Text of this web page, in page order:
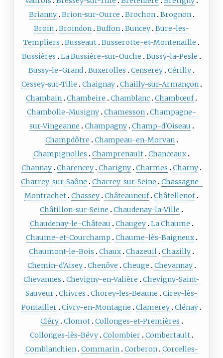
Brianny Brion-sur-Ource Brochon Brognon
Broin Broindon Buffon Buncey Bure-les-
Templiers
Busseaut Busserotte-et-Montenaille
Bussières
La Bussière-sur-Ouche
Bussy-la-Pesle
Bussy-le-Grand Buxerolles Censerey Cérilly
Cessey-sur-Tille
Chaignay Chailly-sur-Armançon
Chambain Chambeire Chamblanc Chambœuf
Chambolle-Musigny Chamesson Champagne-
sur-Vingeanne
Champagny Champ-d'Oiseau
Champdôtre
Champeau-en-Morvan
Champignolles
Champrenault Chanceaux
Channay Charencey Charigny Charmes
Charny
Charrey-sur-Saône
Charrey-sur-Seine
Chassagne-
Montrachet Chassey Châteauneuf Châtellenot
Châtillon-sur-Seine
Chaudenay-la-Ville
Chaudenay-le-Château
Chaugey La Chaume
Chaume-et-Courchamp
Chaume-lès-Baigneux
Chaumont-le-Bois
Chaux Chazeuil Chazilly
Chemin-d'Aisey Chenôve Cheuge
Chevannay
Chevannes
Chevigny-en-Valière
Chevigny-Saint-
Sauveur Chivres Chorey-les-Beaune
Cirey-lès-
Pontailler Civry-en-Montagne Clamerey Clénay
Cléry Clomot Collonges-et-Premières
Collonges-lès-Bévy Colombier Combertault
Comblanchien Commarin Corberon Corcelles-